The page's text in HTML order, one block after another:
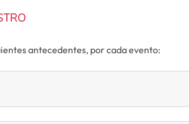
antecedentes, por cada evento: